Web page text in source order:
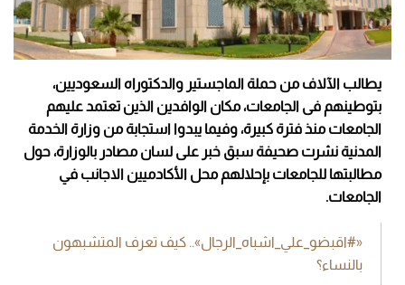
يطالب الآلاف من حملة الماجستير والدكتوراه السعوديين،
بتوطينهم فى الجامعات، مكان الوافدين الذين تعتمد عليهم
الجامعات منذ فترة كبيرة، وفيما يبدوا استجابة من وزارة الخدمة
المدنية نشرت صحيفة سبق خبر على لسان مصادر بالوزارة، حول
مطالبتها للجامعات بإحلالهم محل الأكادميين الاجانب في
الجامعات.
«#اقبضو_علي_اشباه_الرجال».. كيف تعرف المتشبهون
بالنساء؟